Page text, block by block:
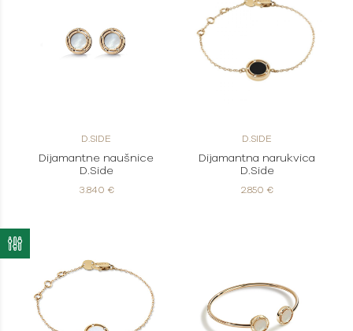
D.SIDE
Dijamantne naušnice
D.Side
3.840 €
D.SIDE
Dijamantna narukvica
D.Side
2.850 €